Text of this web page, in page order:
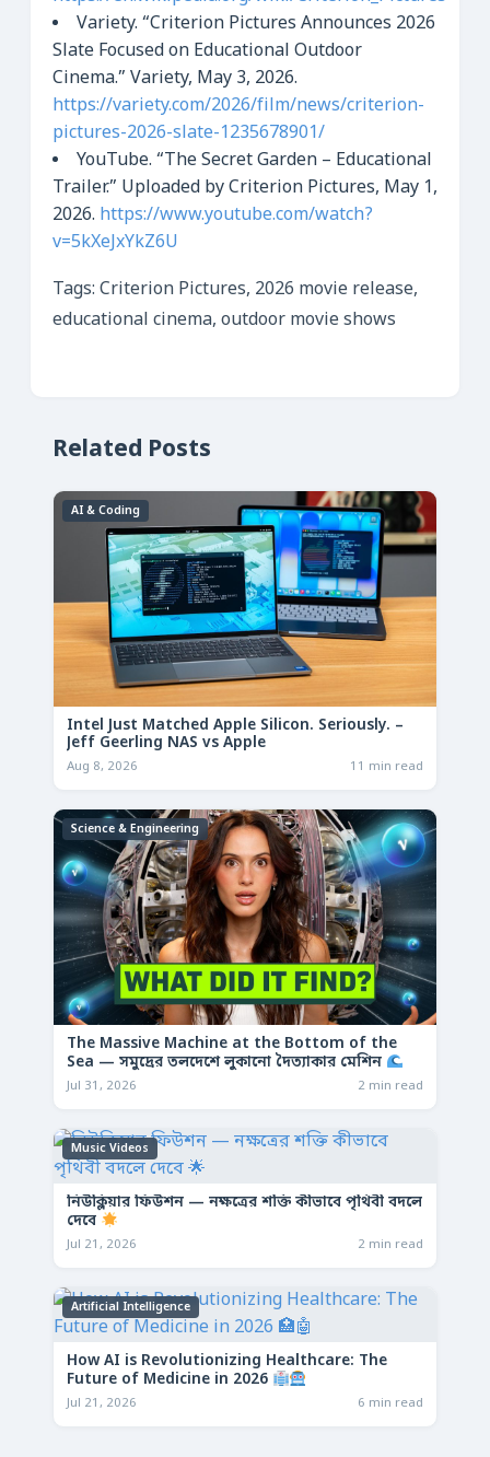
Variety. “Criterion Pictures Announces 2026
Slate Focused on Educational Outdoor
Cinema.” Variety, May 3, 2026.
https://variety.com/2026/film/news/criterion-
pictures-2026-slate-1235678901/
YouTube. “The Secret Garden – Educational
Trailer.” Uploaded by Criterion Pictures, May 1,
2026. https://www.youtube.com/watch?
v=5kXeJxYkZ6U
Tags: Criterion Pictures, 2026 movie release,
educational cinema, outdoor movie shows
Related Posts
AI & Coding
Intel Just Matched Apple Silicon. Seriously. –
Jeff Geerling NAS vs Apple
Aug 8, 2026 11 min read
Science & Engineering
The Massive Machine at the Bottom of the
Sea — সমুদ্রের তলদেশে লুকানো দৈত্যাকার মেশিন
Jul 31, 2026 2 min read
Music Videos
নিউক্লিয়ার ফিউশন — নক্ষত্রের শক্তি কীভাবে পৃথিবী বদলে
দেবে
Jul 21, 2026 2 min read
Artificial Intelligence
How AI is Revolutionizing Healthcare: The
Future of Medicine in 2026
Jul 21, 2026 6 min read